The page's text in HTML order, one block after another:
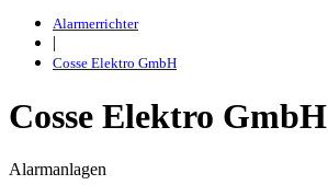
Alarmerrichter
|
Cosse Elektro GmbH
Cosse Elektro GmbH
Alarmanlagen